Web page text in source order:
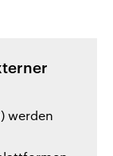
werden